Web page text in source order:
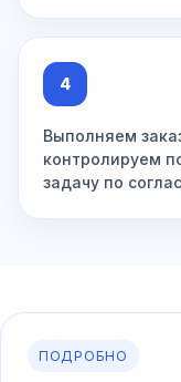
4
Выполняем
контролируем
задачу по
ПОДРОБНО